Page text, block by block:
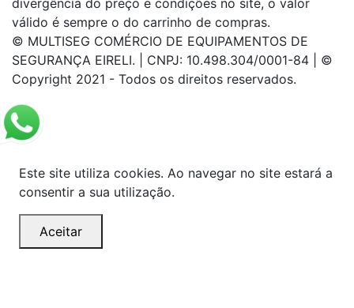
divergência do preço e condições no site, o valor
válido é sempre o do carrinho de compras.
© MULTISEG COMÉRCIO DE EQUIPAMENTOS DE
SEGURANÇA EIRELI. | CNPJ: 10.498.304/0001-84 | ©
Copyright 2021 - Todos os direitos reservados.
Este site utiliza cookies. Ao navegar no site estará a
consentir a sua utilização.
Aceitar